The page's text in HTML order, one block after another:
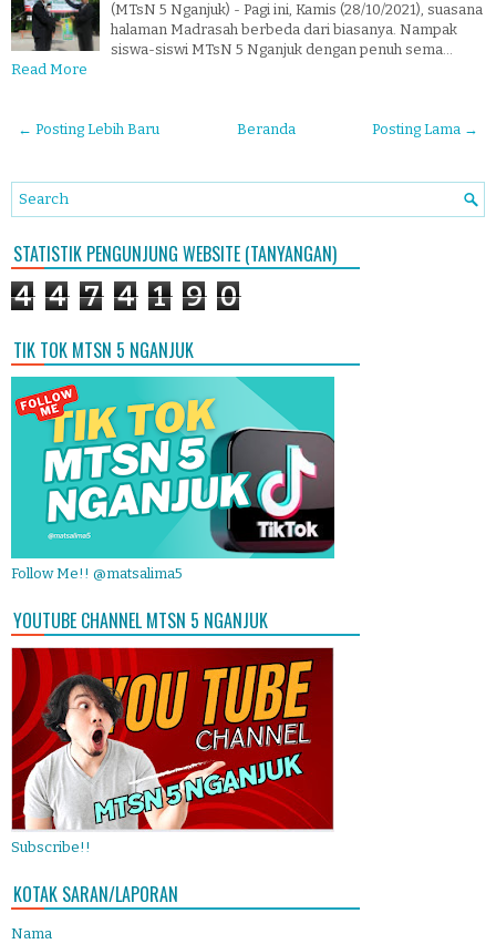
(MTsN 5 Nganjuk) - Pagi ini, Kamis (28/10/2021), suasana
halaman Madrasah berbeda dari biasanya. Nampak
siswa-siswi MTsN 5 Nganjuk dengan penuh sema…
Read More
← Posting Lebih Baru Posting Lama →
Beranda
STATISTIK PENGUNJUNG WEBSITE (TANYANGAN)
4 4 7 4 1 9 0
TIK TOK MTSN 5 NGANJUK
Follow Me!! @matsalima5
YOUTUBE CHANNEL MTSN 5 NGANJUK
Subscribe!!
KOTAK SARAN/LAPORAN
Nama